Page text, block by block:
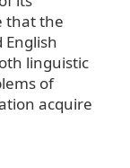
that the
linguistic
of
acquire